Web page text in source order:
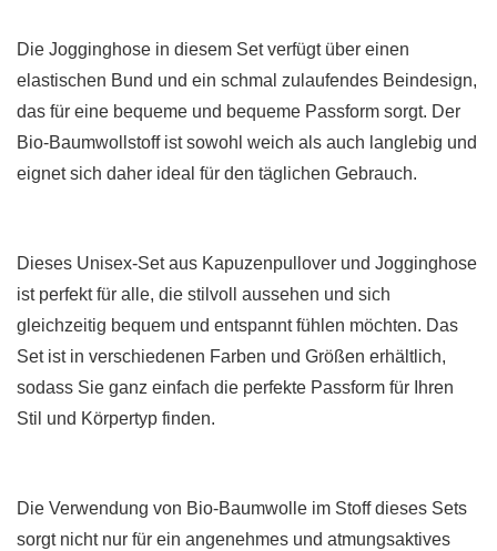
Die Jogginghose in diesem Set verfügt über einen
elastischen Bund und ein schmal zulaufendes Beindesign,
das für eine bequeme und bequeme Passform sorgt. Der
Bio-Baumwollstoff ist sowohl weich als auch langlebig und
eignet sich daher ideal für den täglichen Gebrauch.
Dieses Unisex-Set aus Kapuzenpullover und Jogginghose
ist perfekt für alle, die stilvoll aussehen und sich
gleichzeitig bequem und entspannt fühlen möchten. Das
Set ist in verschiedenen Farben und Größen erhältlich,
sodass Sie ganz einfach die perfekte Passform für Ihren
Stil und Körpertyp finden.
Die Verwendung von Bio-Baumwolle im Stoff dieses Sets
sorgt nicht nur für ein angenehmes und atmungsaktives